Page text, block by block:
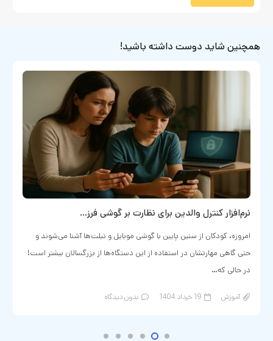
همچنین شاید دوست داشته باشید!
نرم‌افزار کنترل والدین برای نظارت بر گوشی فرز…
امروزه، کودکان از سنین پایین با گوشی‌ موبایل و تبلت‌ها آشنا می‌شوند و
حتی گاهی مهارتشان در استفاده از این دستگاه‌ها از بزرگسالان بیشتر است!
در حالی که…
آموزش 19 خرداد 1404 بدون دیدگاه